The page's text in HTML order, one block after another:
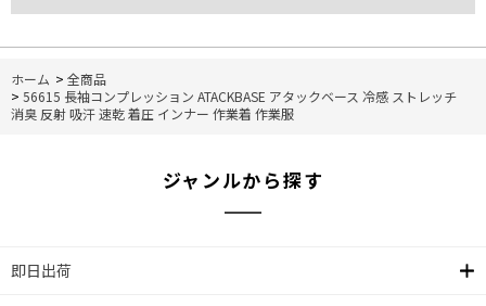
ホーム > 全商品
> 56615 長袖コンプレッション ATACKBASE アタックベース 冷感 ストレッチ
消臭 反射 吸汗 速乾 着圧 インナー 作業着 作業服
ジャンルから探す
即日出荷